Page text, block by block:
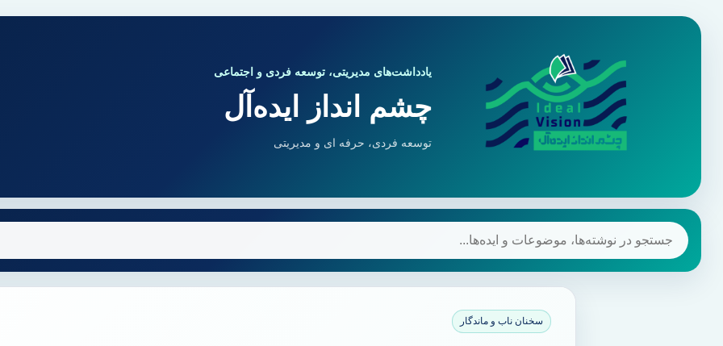
یادداشت‌های مدیریتی، توسعه فردی و اجتماعی
چشم انداز ایده‌آل
توسعه فردی، حرفه ای و مدیریتی
جستجو
سخنان ناب و ماندگار